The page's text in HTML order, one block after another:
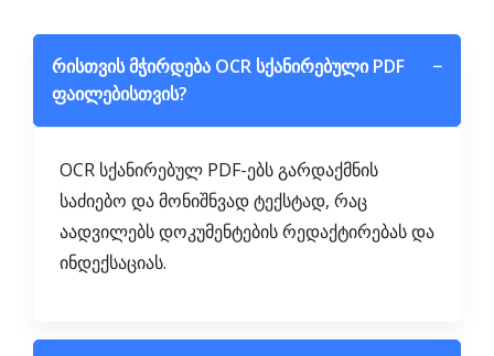
რისთვის მჭირდება OCR სქანირებული PDF
ფაილებისთვის?
−
OCR სქანირებულ PDF-ებს გარდაქმნის
საძიებო და მონიშნვად ტექსტად, რაც
აადვილებს დოკუმენტების რედაქტირებას და
ინდექსაციას.